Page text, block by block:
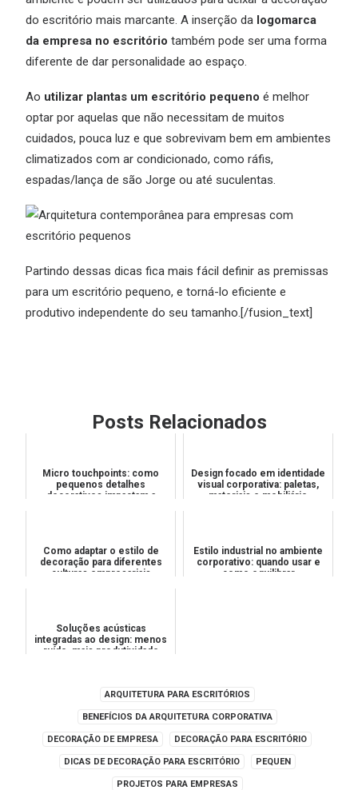
do escritório mais marcante. A inserção da logomarca
da empresa no escritório também pode ser uma forma
diferente de dar personalidade ao espaço.
Ao utilizar plantas um escritório pequeno é melhor
optar por aquelas que não necessitam de muitos
cuidados, pouca luz e que sobrevivam bem em ambientes
climatizados com ar condicionado, como ráfis,
espadas/lança de são Jorge ou até suculentas.
Partindo dessas dicas fica mais fácil definir as premissas
para um escritório pequeno, e torná-lo eficiente e
produtivo independente do seu tamanho.[/fusion_text]
Posts Relacionados
Micro touchpoints: como
pequenos detalhes
decorativos impactam a
Design focado em identidade
visual corporativa: paletas,
materiais e mobiliário
Como adaptar o estilo de
decoração para diferentes
culturas empresariais
Estilo industrial no ambiente
corporativo: quando usar e
como equilibrar
Soluções acústicas
integradas ao design: menos
ruído, mais produtividade
ARQUITETURA PARA ESCRITÓRIOS
BENEFÍCIOS DA ARQUITETURA CORPORATIVA
DECORAÇÃO DE EMPRESA DECORAÇÃO PARA ESCRITÓRIO
DICAS DE DECORAÇÃO PARA ESCRITÓRIO PEQUEN
PROJETOS PARA EMPRESAS